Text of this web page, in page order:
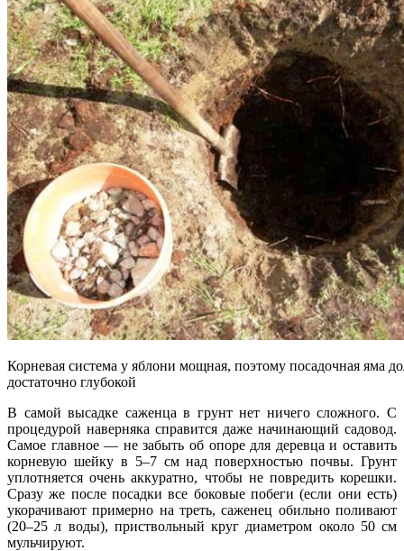
Корневая система у яблони мощная, поэтому посадочная яма
достаточно глубокой
В самой высадке саженца в грунт нет ничего сложного. С
процедурой наверняка справится даже начинающий садовод.
Самое главное — не забыть об опоре для деревца и оставить
корневую шейку в 5–7 см над поверхностью почвы. Грунт
уплотняется очень аккуратно, чтобы не повредить корешки.
Сразу же после посадки все боковые побеги (если они есть)
укорачивают примерно на треть, саженец обильно поливают
(20–25 л воды), приствольный круг диаметром около 50 см
мульчируют.